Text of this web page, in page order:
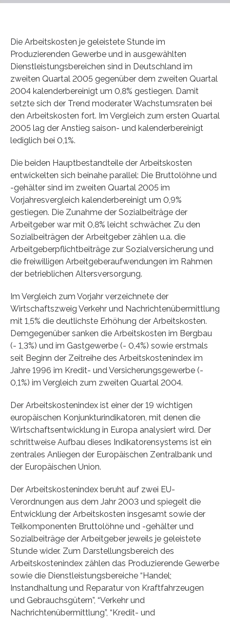
Die Arbeitskosten je geleistete Stunde im
Produzierenden Gewerbe und in ausgewählten
Dienstleistungsbereichen sind in Deutschland im
zweiten Quartal 2005 gegenüber dem zweiten Quartal
2004 kalenderbereinigt um 0,8% gestiegen. Damit
setzte sich der Trend moderater Wachstumsraten bei
den Arbeitskosten fort. Im Vergleich zum ersten Quartal
2005 lag der Anstieg saison- und kalenderbereinigt
lediglich bei 0,1%.
Die beiden Hauptbestandteile der Arbeitskosten
entwickelten sich beinahe parallel: Die Bruttolöhne und
-gehälter sind im zweiten Quartal 2005 im
Vorjahresvergleich kalenderbereinigt um 0,9%
gestiegen. Die Zunahme der Sozialbeiträge der
Arbeitgeber war mit 0,8% leicht schwächer. Zu den
Sozialbeiträgen der Arbeitgeber zählen u.a. die
Arbeitgeberpflichtbeiträge zur Sozialversicherung und
die freiwilligen Arbeitgeberaufwendungen im Rahmen
der betrieblichen Altersversorgung.
Im Vergleich zum Vorjahr verzeichnete der
Wirtschaftszweig Verkehr und Nachrichtenübermittlung
mit 1,5% die deutlichste Erhöhung der Arbeitskosten.
Demgegenüber sanken die Arbeitskosten im Bergbau
(- 1,3%) und im Gastgewerbe (- 0,4%) sowie erstmals
seit Beginn der Zeitreihe des Arbeitskostenindex im
Jahre 1996 im Kredit- und Versicherungsgewerbe (-
0,1%) im Vergleich zum zweiten Quartal 2004.
Der Arbeitskostenindex ist einer der 19 wichtigen
europäischen Konjunkturindikatoren, mit denen die
Wirtschaftsentwicklung in Europa analysiert wird. Der
schrittweise Aufbau dieses Indikatorensystems ist ein
zentrales Anliegen der Europäischen Zentralbank und
der Europäischen Union.
Der Arbeitskostenindex beruht auf zwei EU-
Verordnungen aus dem Jahr 2003 und spiegelt die
Entwicklung der Arbeitskosten insgesamt sowie der
Teilkomponenten Bruttolöhne und -gehälter und
Sozialbeiträge der Arbeitgeber jeweils je geleistete
Stunde wider. Zum Darstellungsbereich des
Arbeitskostenindex zählen das Produzierende Gewerbe
sowie die Dienstleistungsbereiche “Handel;
Instandhaltung und Reparatur von Kraftfahrzeugen
und Gebrauchsgütern”, “Verkehr und
Nachrichtenübermittlung”, “Kredit- und